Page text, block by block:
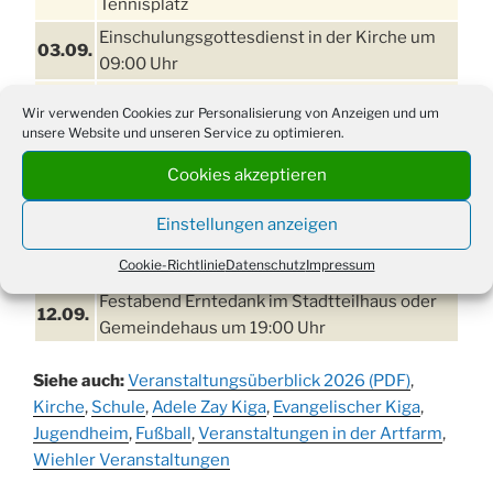
Wir verwenden Cookies zur Personalisierung von Anzeigen und um
unsere Website und unseren Service zu optimieren.
Cookies akzeptieren
Einstellungen anzeigen
Cookie-RichtlinieDatenschutzImpressum
Tennisplatz
03.09.
Einschulungsgottesdienst in der Kirche um
09:00 Uhr
13.09.
Erntefest in Drabenderhöhe
Disco für Jung und Junggebliebene
(Ernteverein) im Stadtteilhaus oder
12.09.
Kindergarten in der Kirche um 16:30 Uhr
12.09.
Festabend Erntedank im Stadtteilhaus oder
Gemeindehaus um 19:00 Uhr
13.09.
Stadtteilhaus um 14:00 Uhr
19.09.
Schlagerabend im Stadtteilhaus
Drabenderhöhe
Siehe auch:Veranstaltungsüberblick 2026 (PDF),
Kirche, Schule,Adele Zay Kiga, Evangelischer Kiga,
Jugendheim, Fußball,Veranstaltungen in der Artfarm,
Wiehler Veranstaltungen